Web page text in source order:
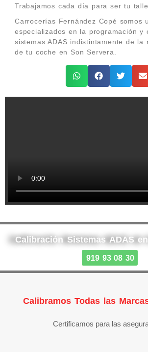
Trabajamos cada día para ser tu
Carrocerías Fernández Copé somos
especializados en la programación y
sistemas ADAS indistintamente de la
de tu coche en Son Servera.
Calibración Sistemas ADAS en
919 93 08 30
Calibramos Todas las
Certificamos para las